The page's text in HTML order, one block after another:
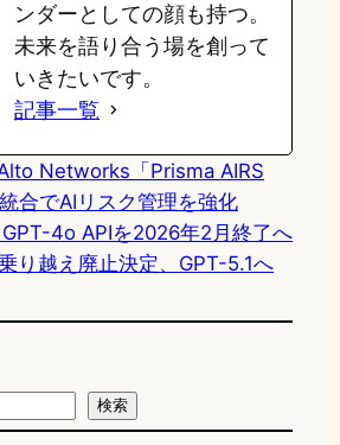
ンダーとしての顔も持つ。
未来を語り合う場を創って
いきたいです。
記事一覧
Networks「Prisma AIRS
合でAIリスク管理を強化
4o APIを2026年2月終了へ
り越え廃止決定、GPT-5.1へ
検索